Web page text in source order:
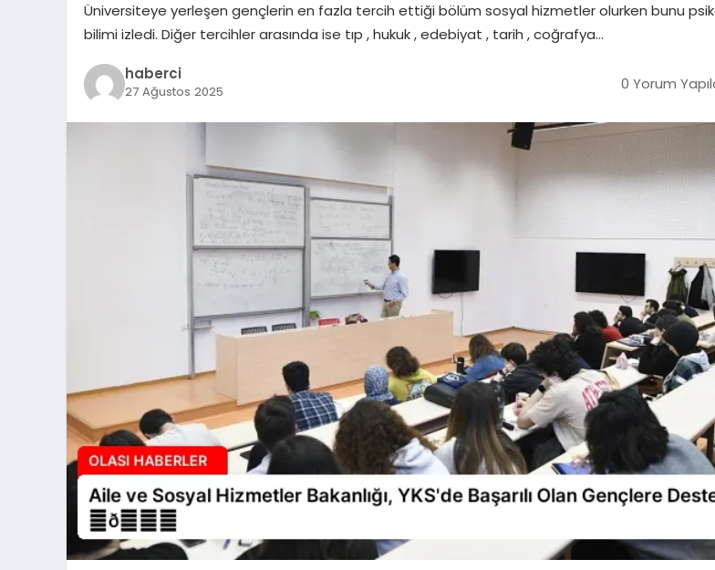
Üniversiteye yerleşen gençlerin en fazla tercih ettiği bölüm sosyal hizmetler olurken bunu
bilimi izledi. Diğer tercihler arasında ise tıp , hukuk , edebiyat , tarih , coğrafya…
haberci
27 Ağustos 2025 0 Yorum